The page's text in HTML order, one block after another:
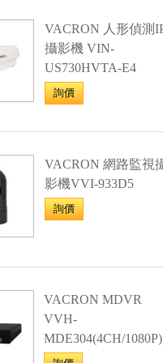
VACRON 人形偵測
攝影機 VIN-
US730HVTA-E4
詢價
VACRON 網路監視
影機VVI-933D5
詢價
VACRON MDVR
VVH-
MDE304(4CH/1080P)